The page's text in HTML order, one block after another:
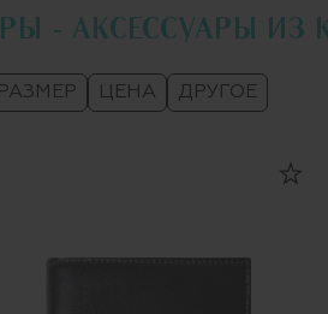
- АКСЕССУАРЫ ИЗ
РАЗМЕР ЦЕНА ДРУГОЕ